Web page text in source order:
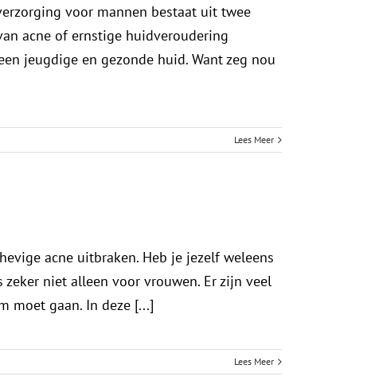
voor mannen bestaat uit twee
acne of ernstige huidveroudering
jeugdige en gezonde huid. Want zeg nou
Lees Meer
acne uitbraken. Heb je jezelf weleens
niet alleen voor vrouwen. Er zijn veel
moet gaan. In deze [...]
Lees Meer